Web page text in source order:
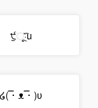
੯ੁૂ‧̀͡u
໒( ̿･ ᴥ ̿･ )ʋ